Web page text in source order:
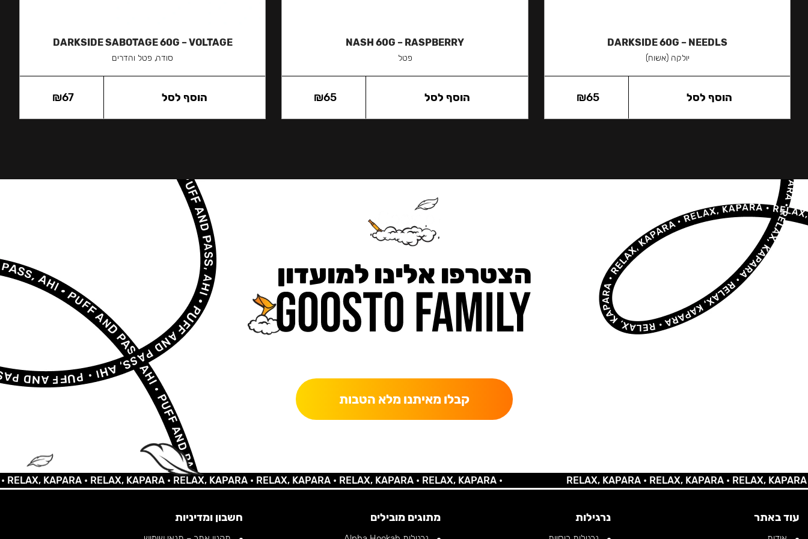
DARKSIDE 60G – NEEDLS
יולקה (אשוח)
₪65 הוסף לסל
NASH 60G – RASPBERRY
פטל
₪65 הוסף לסל
DARKSIDE SABOTAGE 60G – VOLTAGE
סודה, פטל והדרים
₪67 הוסף לסל
הצטרפו אלינו למועדון
קבלו מאיתנו מלא הטבות
KAPARA •RELAX, KAPARA •RELAX, KAPARA •RELAX, KAPARA •RELAX, KAPARA •RELAX, KAPARA • RELAX, KAPARA •RELAX, KAPARA •RELAX, KAPARA •
עוד באתר נרגילות מתוגים מובילים חשבון ומדיניות